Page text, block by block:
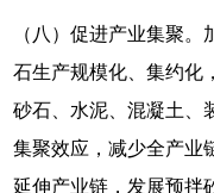
（八）促进产业集聚
石生产规模化、集约化
砂石、水泥、混凝土、
集聚效应，减少全产业
延伸产业链，发展预拌